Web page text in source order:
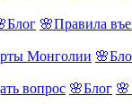
🌸Правила
Монголии
вопрос 🌸Блог